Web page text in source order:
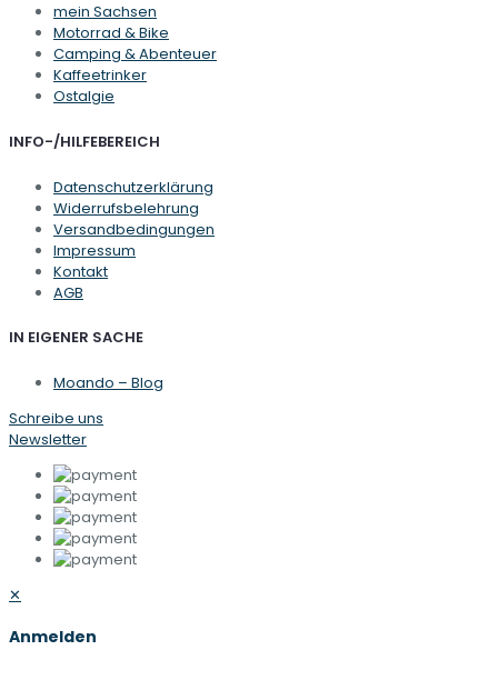
mein Sachsen
Motorrad & Bike
Camping & Abenteuer
Kaffeetrinker
Ostalgie
INFO-/HILFEBEREICH
Datenschutzerklärung
Widerrufsbelehrung
Versandbedingungen
Impressum
Kontakt
AGB
IN EIGENER SACHE
Moando – Blog
Schreibe uns
Newsletter
✕
Anmelden